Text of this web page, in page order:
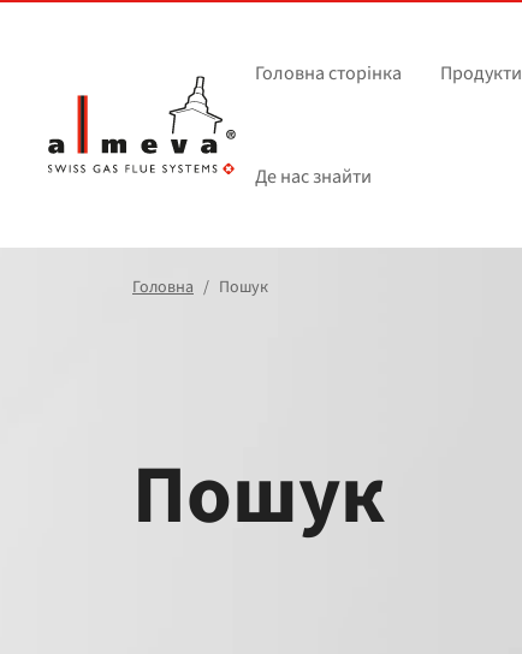
Головна сторінка Продукти
Де нас знайти
Головна Пошук
Пошук